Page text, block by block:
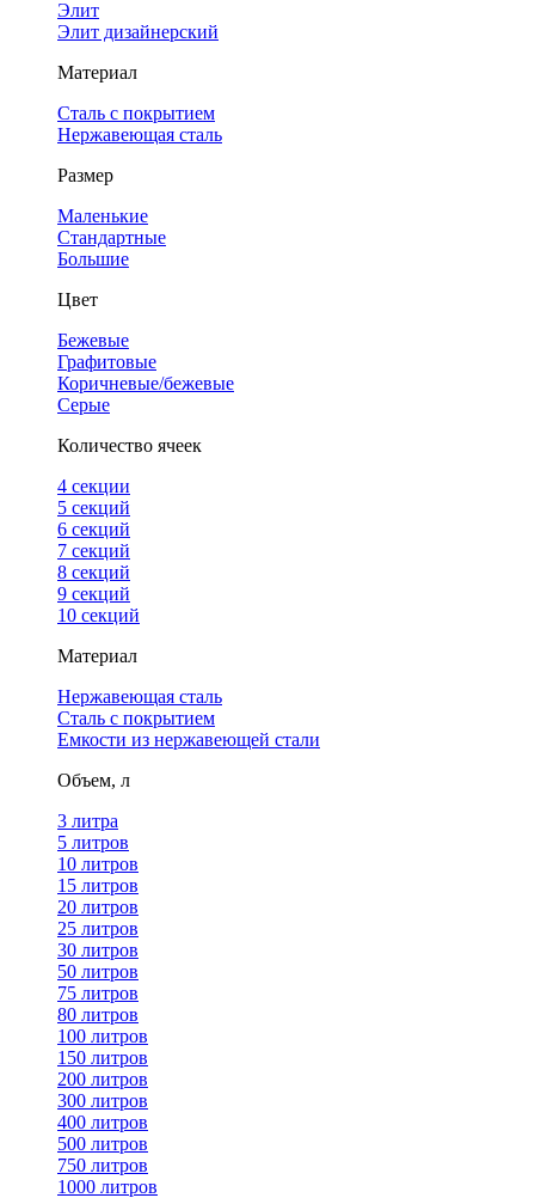
Элит
Элит дизайнерский
Материал
Сталь с покрытием
Нержавеющая сталь
Размер
Маленькие
Стандартные
Большие
Цвет
Бежевые
Графитовые
Коричневые/бежевые
Серые
Количество ячеек
4 cекции
5 секций
6 секций
7 секций
8 секций
9 секций
10 секций
Материал
Нержавеющая сталь
Сталь с покрытием
Емкости из нержавеющей стали
Объем, л
3 литра
5 литров
10 литров
15 литров
20 литров
25 литров
30 литров
50 литров
75 литров
80 литров
100 литров
150 литров
200 литров
300 литров
400 литров
500 литров
750 литров
1000 литров